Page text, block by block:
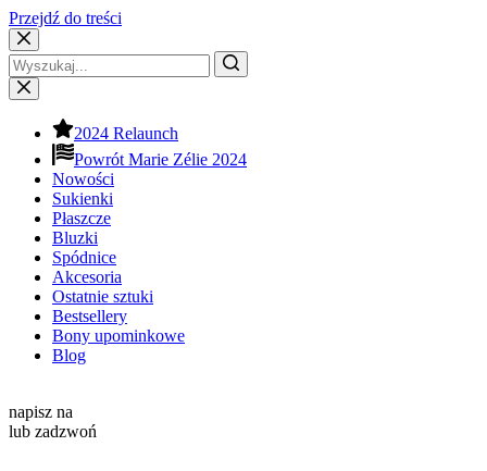
Przejdź do treści
2024 Relaunch
Powrót Marie Zélie 2024
Nowości
Sukienki
Płaszcze
Bluzki
Spódnice
Akcesoria
Ostatnie sztuki
Bestsellery
Bony upominkowe
Blog
napisz na
lub zadzwoń